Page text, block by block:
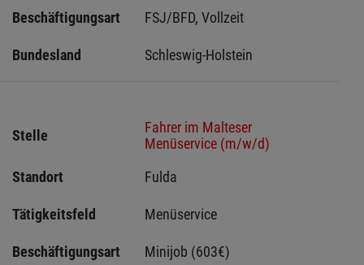
Beschäftigungsart FSJ/BFD, Vollzeit
Bundesland Schleswig-Holstein
Stelle
Fahrer im Malteser
Menüservice (m/w/d)
Standort
Fulda
Tätigkeitsfeld Menüservice
Beschäftigungsart Minijob (603€)